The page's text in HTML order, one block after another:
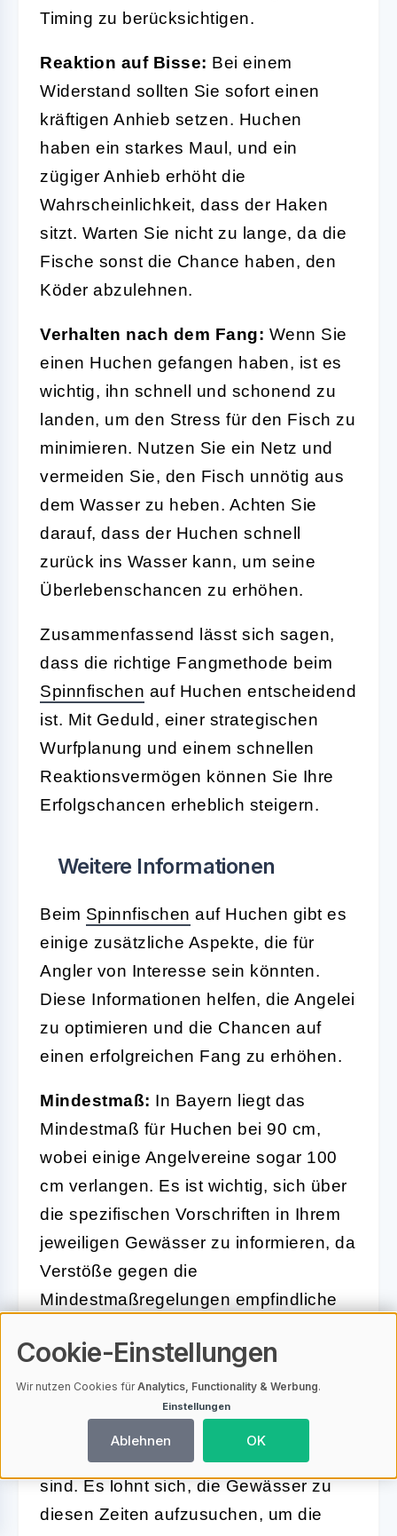
Timing zu berücksichtigen.
Reaktion auf Bisse: Bei einem
Widerstand sollten Sie sofort einen
kräftigen Anhieb setzen. Huchen
haben ein starkes Maul, und ein
zügiger Anhieb erhöht die
Wahrscheinlichkeit, dass der Haken
sitzt. Warten Sie nicht zu lange, da die
Fische sonst die Chance haben, den
Köder abzulehnen.
Verhalten nach dem Fang: Wenn Sie
einen Huchen gefangen haben, ist es
wichtig, ihn schnell und schonend zu
landen, um den Stress für den Fisch zu
minimieren. Nutzen Sie ein Netz und
vermeiden Sie, den Fisch unnötig aus
dem Wasser zu heben. Achten Sie
darauf, dass der Huchen schnell
zurück ins Wasser kann, um seine
Überlebenschancen zu erhöhen.
Zusammenfassend lässt sich sagen,
dass die richtige Fangmethode beim
Spinnfischen auf Huchen entscheidend
ist. Mit Geduld, einer strategischen
Wurfplanung und einem schnellen
Reaktionsvermögen können Sie Ihre
Erfolgschancen erheblich steigern.
Weitere Informationen
Beim Spinnfischen auf Huchen gibt es
einige zusätzliche Aspekte, die für
Angler von Interesse sein könnten.
Diese Informationen helfen, die Angelei
zu optimieren und die Chancen auf
einen erfolgreichen Fang zu erhöhen.
Mindestmaß: In Bayern liegt das
Mindestmaß für Huchen bei 90 cm,
wobei einige Angelvereine sogar 100
cm verlangen. Es ist wichtig, sich über
die spezifischen Vorschriften in Ihrem
jeweiligen Gewässer zu informieren, da
Verstöße gegen die
Mindestmaßregelungen empfindliche
Die besten Fangzeiten für
Huchen sind oft in den frühen
Dämmerung, wenn die Fische aktiver
sind. Es lohnt sich, die Gewässer zu
diesen Zeiten aufzusuchen, um die
Cookie-Einstellungen
Wir nutzen Cookies fürAnalytics, Functionality & Werbung.
Einstellungen
Ablehnen OK